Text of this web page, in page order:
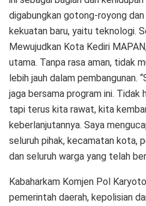
digabungkan gotong-royong
kekuatan baru, yaitu teknologi.
Mewujudkan Kota Kediri
utama. Tanpa rasa aman, tidak
lebih jauh dalam pembangunan.
jaga bersama program ini. Tidak
tapi terus kita rawat, kita
keberlanjutannya. Saya
seluruh pihak, kecamatan kota,
dan seluruh warga yang telah
Kabaharkam Komjen Pol
pemerintah daerah, kepolisian